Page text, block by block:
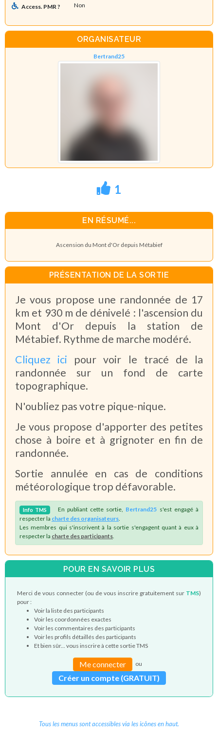
Access. PMR ?
Non
ORGANISATEUR
Bertrand25
1
EN RÉSUMÉ...
Ascension du Mont d'Or depuis Métabief
PRÉSENTATION DE LA SORTIE
Je vous propose une randonnée de 17
km et 930 m de dénivelé : l'ascension du
Mont d'Or depuis la station de
Métabief. Rythme de marche modéré.
Cliquez ici pour voir le tracé de la
randonnée sur un fond de carte
topographique.
N'oubliez pas votre pique-nique.
Je vous propose d'apporter des petites
chose à boire et à grignoter en fin de
randonnée.
Sortie annulée en cas de conditions
météorologique trop défavorable.
Info TMS En publiant cette sortie, Bertrand25 s'est engagé à
respecter la charte des organisateurs
Les membres qui s'inscrivent à la sortie s'engagent quant à eux à
respecter la charte des participants
POUR EN SAVOIR PLUS
Merci de vous connecter (ou de vous inscrire gratuitement sur TMS)
pour :
Voir la liste des participants
Voir les coordonnées exactes
Voir les commentaires des participants
Voir les profils détaillés des participants
Et bien sûr... vous inscrire à cette sortie TMS
Me connecter ou
Créer un compte (GRATUIT)
Tous les menus sont accessibles via les icônes en haut.